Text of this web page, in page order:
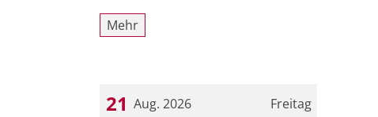
Mehr
Freitag
21 Aug. 2026